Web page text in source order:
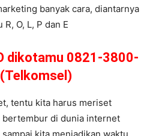
banyak cara, diantarnya
O, L, P dan E
dikotamu 0821-3800-
tentu kita harus meriset
di dunia internet